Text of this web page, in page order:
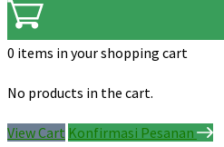
0 items in your shopping cart
No products in the cart.
View Cart Konfirmasi Pesanan